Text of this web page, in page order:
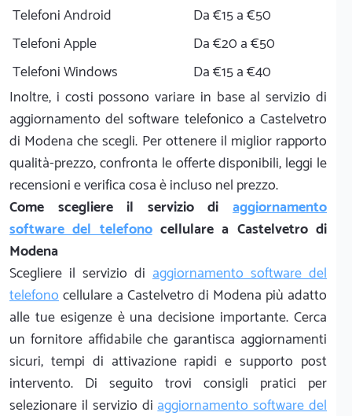
Telefoni Android
Da €15 a €50
Telefoni Apple
Da €20 a €50
Telefoni Windows
Da €15 a €40
Inoltre, i costi possono variare in base al servizio di
aggiornamento del software telefonico a Castelvetro
di Modena che scegli. Per ottenere il miglior rapporto
qualità-prezzo, confronta le offerte disponibili, leggi le
recensioni e verifica cosa è incluso nel prezzo.
Come scegliere il servizio di aggiornamento
software del telefonocellulare a Castelvetro di
Modena
Scegliere il servizio di aggiornamento software del
telefonocellulare a Castelvetro di Modena più adatto
alle tue esigenze è una decisione importante. Cerca
un fornitore affidabile che garantisca aggiornamenti
sicuri, tempi di attivazione rapidi e supporto post
intervento. Di seguito trovi consigli pratici per
selezionare il servizio diaggiornamento software del